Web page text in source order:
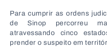
Para cumprir as ordens
de Sinop percorreu
atravessando cinco
prender o suspeito em